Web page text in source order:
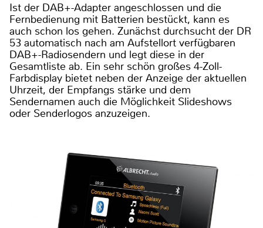
Ist der DAB+-Adapter angeschlossen und die
Fernbedienung mit Batterien bestückt, kann es
auch schon los gehen. Zunächst durchsucht der DR
53 automatisch nach am Aufstellort verfügbaren
DAB+-Radiosendern und legt diese in der
Gesamtliste ab. Ein sehr schön großes 4-Zoll-
Farbdisplay bietet neben der Anzeige der aktuellen
Uhrzeit, der Empfangs stärke und dem
Sendernamen auch die Möglichkeit Slideshows
oder Senderlogos anzuzeigen.